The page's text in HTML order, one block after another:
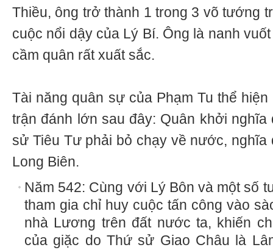
Thiều, ông trở thành 1 trong 3 võ tướng
cuộc nổi dậy của Lý Bí. Ông là nanh
cầm quân rất xuất sắc.
Tài năng quân sự của Phạm Tu thể
trận đánh lớn sau đây: Quân khởi nghĩa
sử Tiêu Tư phải bỏ chạy về nước, nghĩa
Long Biên.
Năm 542: Cùng với Lý Bôn và một số
tham gia chỉ huy cuộc tấn công vào
nhà Lương trên đất nước ta, khiến
của giặc do Thứ sử Giao Châu là